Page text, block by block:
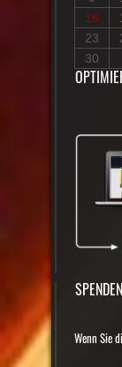
16
23
30
SPENDEN
Wenn Sie